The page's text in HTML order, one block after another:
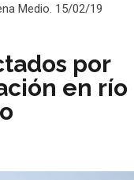
Medio. 15/02/19
por
en río